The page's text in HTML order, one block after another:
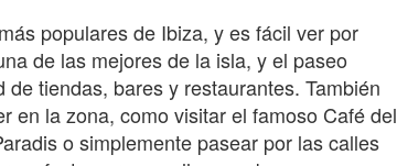
populares de Ibiza, y es fácil ver por
de las mejores de la isla, y el paseo
tiendas, bares y restaurantes. También
en la zona, como visitar el famoso Café del
o simplemente pasear por las calles